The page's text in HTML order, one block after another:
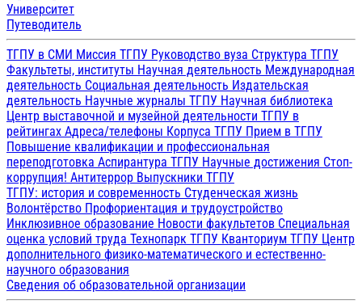
Университет
Путеводитель
ТГПУ в СМИ Миссия ТГПУ Руководство вуза Структура ТГПУ
Факультеты, институты Научная деятельность Международная
деятельность Социальная деятельность Издательская
деятельность Научные журналы ТГПУ Научная библиотека
Центр выставочной и музейной деятельности ТГПУ в
рейтингах Адреса/телефоны Корпуса ТГПУ Прием в ТГПУ
Повышение квалификации и профессиональная
переподготовка Аспирантура ТГПУ Научные достижения Стоп-
коррупция! Антитеррор Выпускники ТГПУ
ТГПУ: история и современность Студенческая жизнь
Волонтёрство Профориентация и трудоустройство
Инклюзивное образование Новости факультетов Специальная
оценка условий труда Технопарк ТГПУ Кванториум ТГПУ Центр
дополнительного физико-математического и естественно-
научного образования
Сведения об образовательной организации